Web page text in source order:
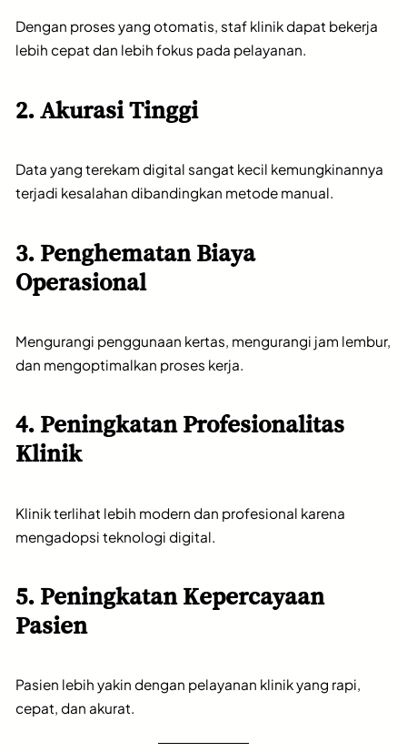
Dengan proses yang otomatis, staf klinik dapat bekerja
lebih cepat dan lebih fokus pada pelayanan.
2. Akurasi Tinggi
Data yang terekam digital sangat kecil kemungkinannya
terjadi kesalahan dibandingkan metode manual.
3. Penghematan Biaya
Operasional
Mengurangi penggunaan kertas, mengurangi jam lembur,
dan mengoptimalkan proses kerja.
4. Peningkatan Profesionalitas
Klinik
Klinik terlihat lebih modern dan profesional karena
mengadopsi teknologi digital.
5. Peningkatan Kepercayaan
Pasien
Pasien lebih yakin dengan pelayanan klinik yang rapi,
cepat, dan akurat.